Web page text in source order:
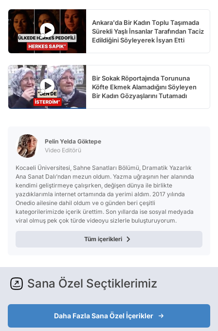
Ankara'da Bir Kadın Toplu Taşımada
Sürekli Yaşlı İnsanlar Tarafından Taciz
Edildiğini Söyleyerek İsyan Etti
Bir Sokak Röportajında Torununa
Köfte Ekmek Alamadığını Söyleyen
Bir Kadın Gözyaşlarını Tutamadı
Pelin Yelda Göktepe
Video Editörü
Kocaeli Üniversitesi, Sahne Sanatları Bölümü, Dramatik Yazarlık
Ana Sanat Dalı’ndan mezun oldum. Yazma uğraşının her alanında
kendimi geliştirmeye çalışırken, değişen dünya ile birlikte
yazdıklarımla internet ortamında da yerimi aldım. 2017 yılında
Onedio ailesine dahil oldum ve o günden beri çeşitli
kategorilerimizde içerik ürettim. Son yıllarda ise sosyal medyada
viral olmuş pek çok türde videoyu sizlerle buluşturuyorum.
Tüm içerikleri
Sana Özel Seçtiklerimiz
Daha Fazla Sana Özel İçerikler